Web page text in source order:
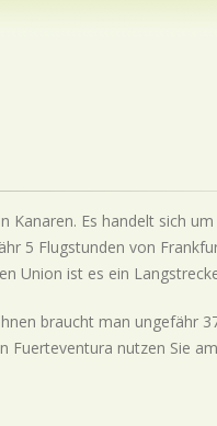
Es handelt sich
5 Flugstunden von
Union ist es ein
braucht man ungefähr
Fuerteventura nutzen Sie